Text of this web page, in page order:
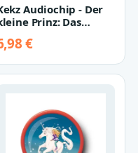
Audiochip - Der
Prinz: Das
€